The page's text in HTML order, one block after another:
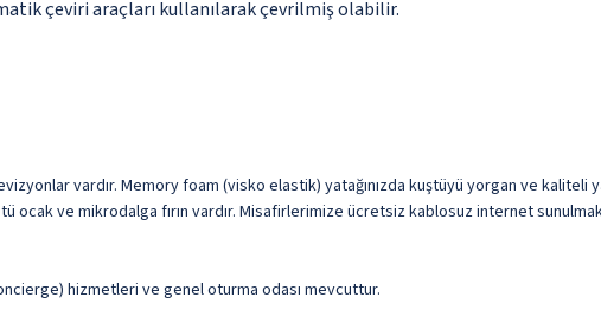
çeviri araçları kullanılarak çevrilmiş olabilir.
vardır. Memory foam (visko elastik) yatağınızda kuştüyü yorgan ve
ocak ve mikrodalga fırın vardır. Misafirlerimize ücretsiz kablosuz internet
hizmetleri ve genel oturma odası mevcuttur.